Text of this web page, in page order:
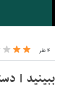
۴ نفر
ببینید |